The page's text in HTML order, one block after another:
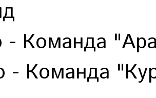
- Команда
- Команда